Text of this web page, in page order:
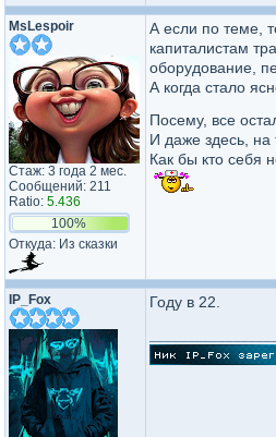
MsLespoir
Стаж: 3 года 2 мес.
Сообщений: 211
Ratio: 5.436
100%
Откуда: Из сказки
А если по теме,
капиталистам
оборудование,
А когда стало
Посему, все
И даже здесь, на
Как бы кто себя
IP_Fox Году в 22.